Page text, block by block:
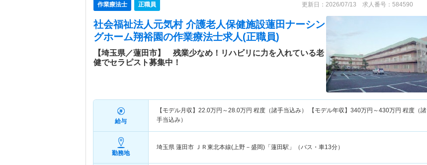
作業療法士 正職員 更新日：2026/07/13 求人番号：584590
社会福祉法人元気村 介護老人保健施設蓮田ナーシン
グホーム翔裕園の作業療法士求人(正職員)
【埼玉県／蓮田市】 残業少なめ！リハビリに力を入れている老
健でセラピスト募集中！
給与
【モデル月収】 22.0万円～28.0万円 程度（諸手当込み） 【モデル年収】 340万円～430万円 程度（諸
手当込み）
勤務地
埼玉県 蓮田市 ＪＲ東北本線(上野－盛岡)「蓮田駅」（バス・車13分）